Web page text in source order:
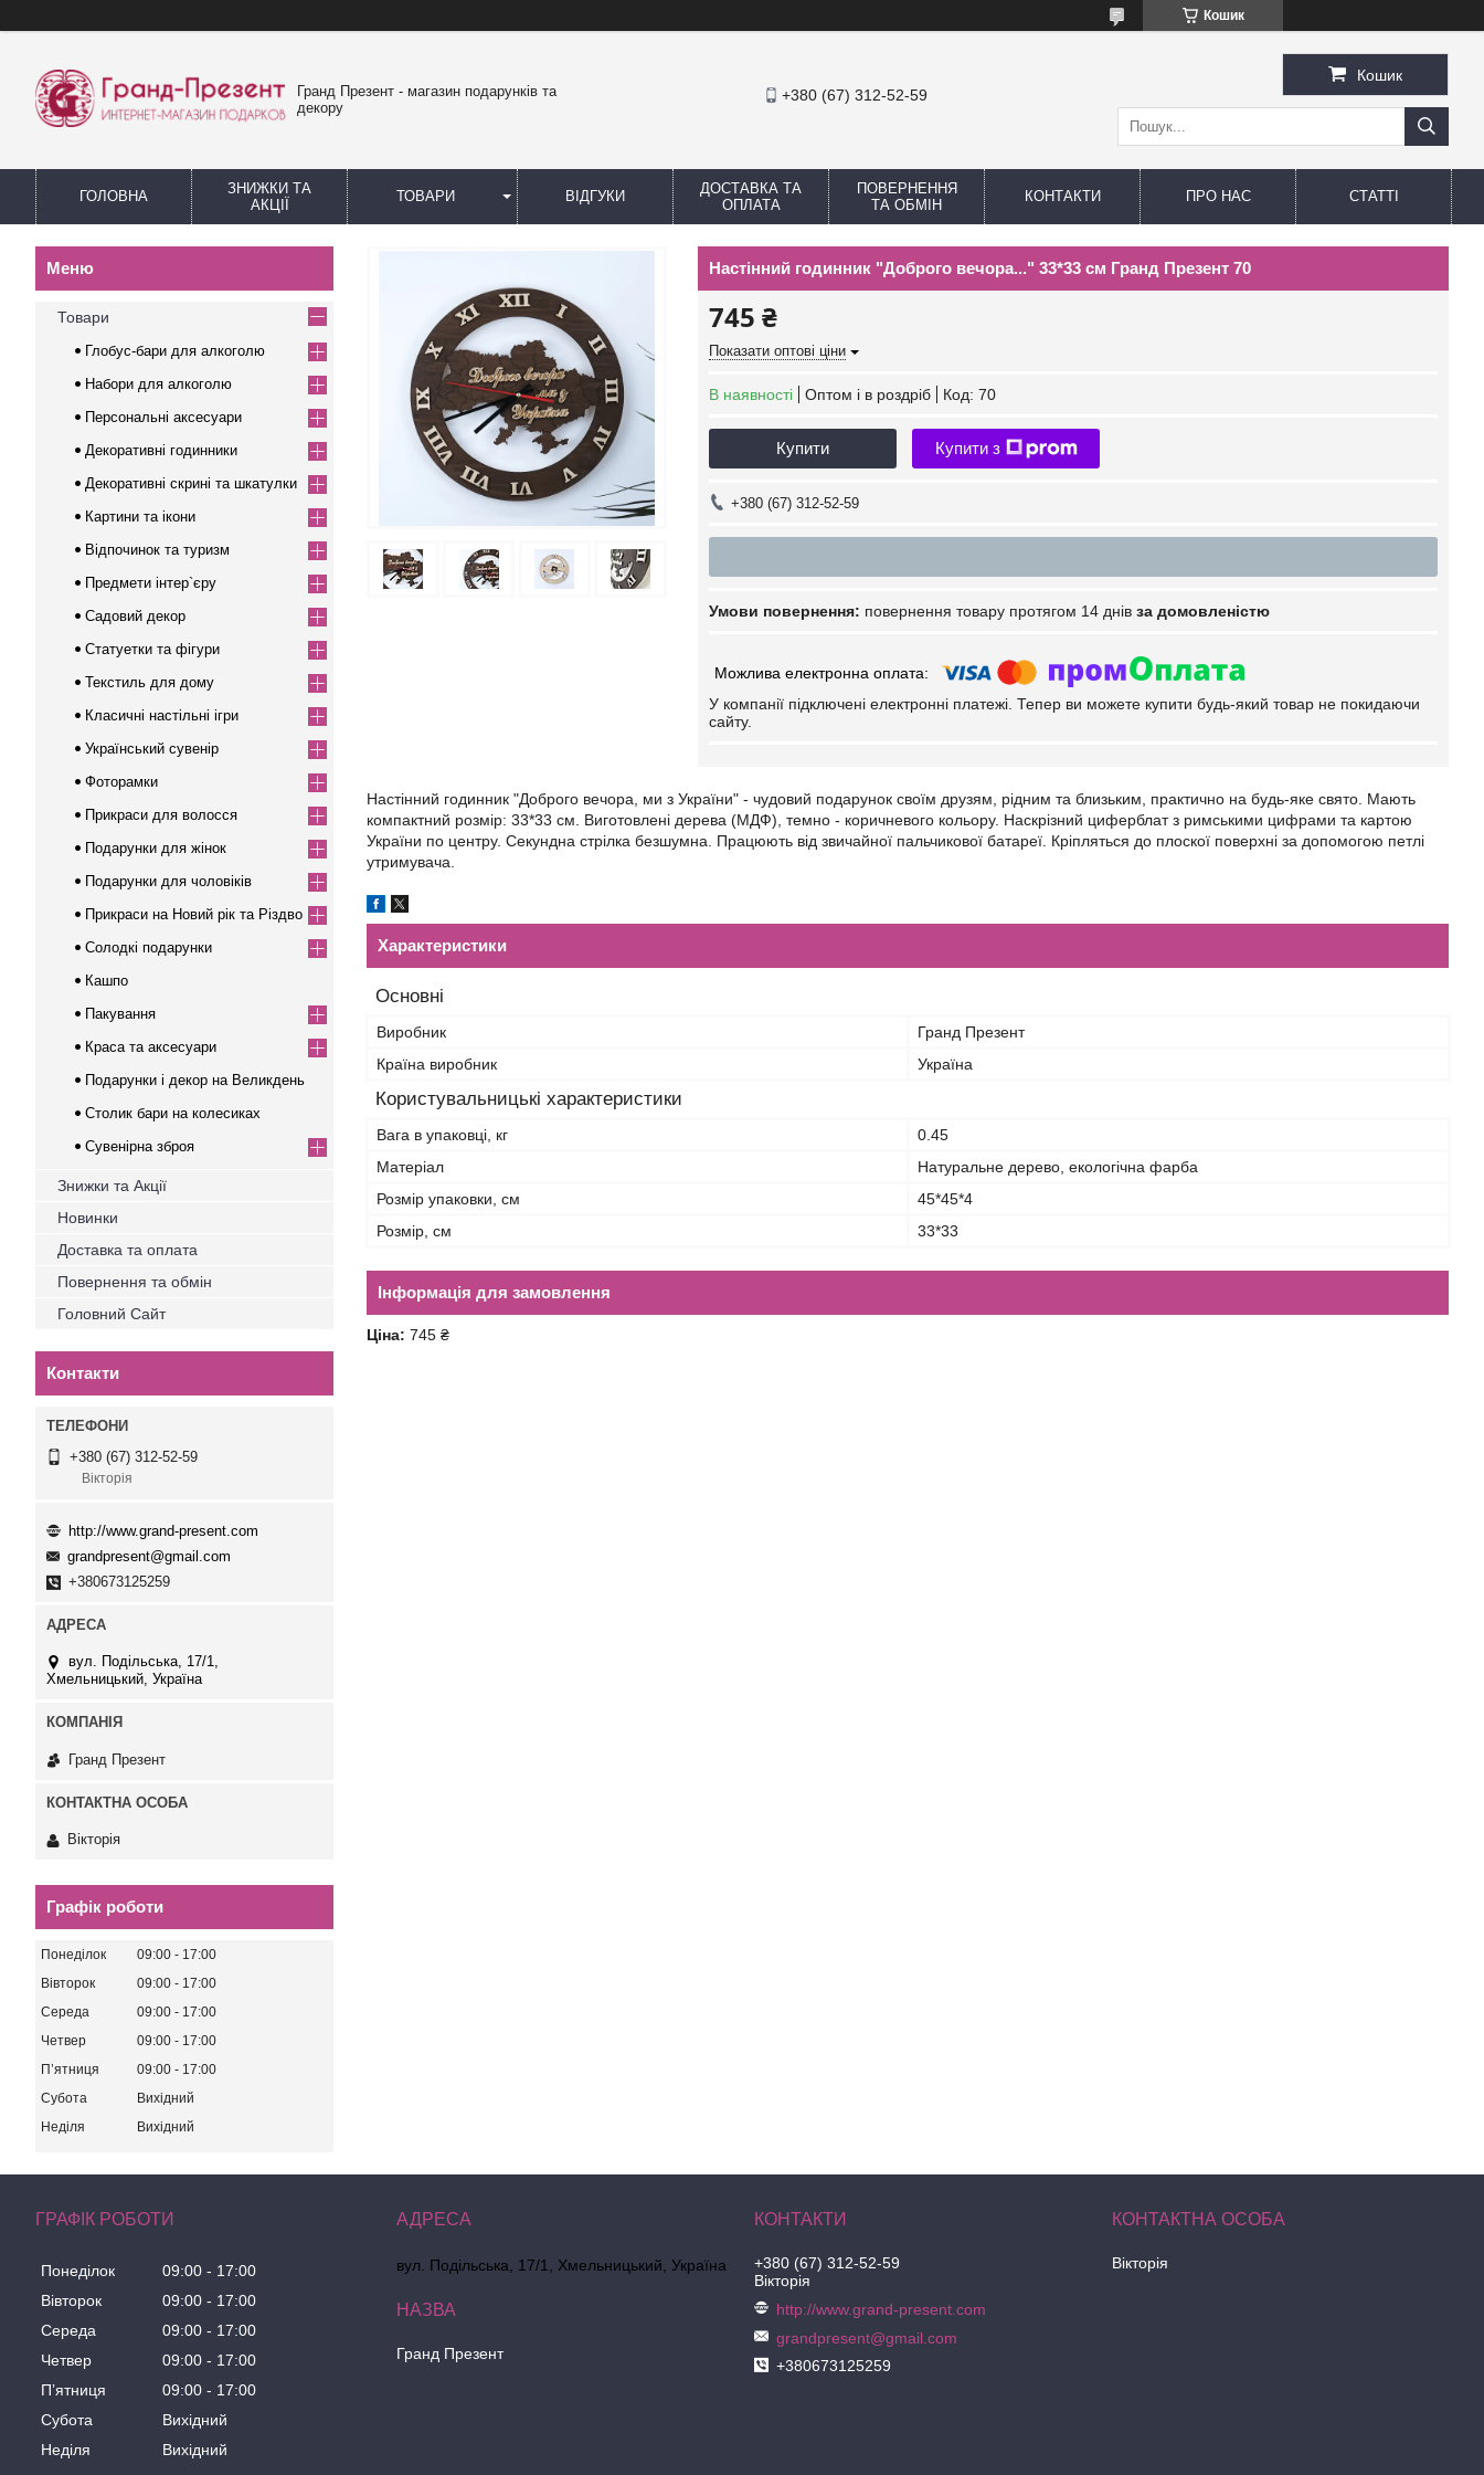
Кошик
Гранд Презент - магазин подарунків та
декору
+380 (67) 312-52-59
Кошик
ГОЛОВНА
ЗНИЖКИ ТА
АКЦІЇ
ТОВАРИ ВІДГУКИ
ДОСТАВКА ТА
ОПЛАТА
ПОВЕРНЕННЯ
ТА ОБМІН
КОНТАКТИ ПРО НАС СТАТТІ
Настінний годинник "Доброго вечора..." 33*33 см Гранд Презент 70
745 ₴
Показати оптові ціни
В наявності Оптом і в роздріб Код: 70
Купити Купити з
+380 (67) 312-52-59
повернення товару протягом 14 днів за домовленістю
У компанії підключені електронні платежі. Тепер ви можете купити будь-який товар не покидаючи
сайту.
Настінний годинник "Доброго вечора, ми з України" - чудовий подарунок своїм друзям, рідним та близьким, практично на будь-яке свято. Мають
компактний розмір: 33*33 см. Виготовлені дерева (МДФ), темно - коричневого кольору. Наскрізний циферблат з римськими цифрами та картою
України по центру. Секундна стрілка безшумна. Працюють від звичайної пальчикової батареї. Кріпляться до плоскої поверхні за допомогою петлі
утримувача.
Характеристики
Основні
Виробник
Гранд Презент
Країна виробник
Україна
Користувальницькі характеристики
Вага в упаковці, кг
0.45
Матеріал
Натуральне дерево, екологічна фарба
Розмір упаковки, см
45*45*4
Розмір, см
33*33
Інформація для замовлення
Ціна: 745 ₴
Товари
Глобус-бари для алкоголю
Набори для алкоголю
Персональні аксесуари
Декоративні годинники
Декоративні скрині та шкатулки
Картини та ікони
Відпочинок та туризм
Предмети інтер`єру
Садовий декор
Статуетки та фігури
Текстиль для дому
Класичні настільні ігри
Український сувенір
Фоторамки
Прикраси для волосся
Подарунки для жінок
Подарунки для чоловіків
Прикраси на Новий рік та Різдво
Солодкі подарунки
Кашпо
Пакування
Краса та аксесуари
Подарунки і декор на Великдень
Столик бари на колесиках
Сувенірна зброя
Знижки та Акції
Новинки
Доставка та оплата
Повернення та обмін
Головний Сайт
Контакти
+380 (67) 312-52-59
Вікторія
http://www.grand-present.com
grandpresent@gmail.com
+380673125259
вул. Подільська, 17/1,
Хмельницький, Україна
Гранд Презент
Вікторія
Графік роботи
Понеділок 09:00
17:00
Вівторок
09:00
17:00
Середа
09:00
17:00
Четвер
09:00
17:00
Пʼятниця
09:00
17:00
Субота
Вихідний
Неділя
Вихідний
ГРАФІК РОБОТИ
Понеділок 09:00
17:00
Вівторок
09:00
17:00
Середа
09:00
17:00
Четвер
09:00
17:00
Пʼятниця
09:00
17:00
Субота
Вихідний
Неділя
Вихідний
вул. Подільська, 17/1, Хмельницький, Україна
Гранд Презент
+380 (67) 312-52-59
Вікторія
http://www.grand-present.com
grandpresent@gmail.com
+380673125259
Вікторія